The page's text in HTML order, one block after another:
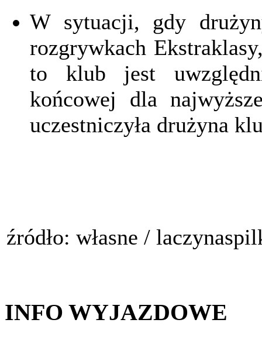
W sytuacji, gdy
rozgrywkach
to klub jest
końcowej dla
uczestniczyła drużyna
źródło: własne /
INFO WYJAZDOWE